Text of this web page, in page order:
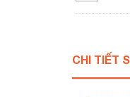
CHI TIẾT